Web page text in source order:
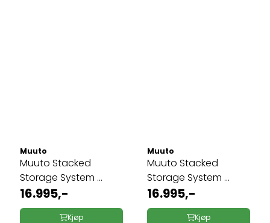
Muuto
Muuto Stacked
Storage System ...
16.995,-
Kjøp
Muuto
Muuto Stacked
Storage System ...
16.995,-
Kjøp